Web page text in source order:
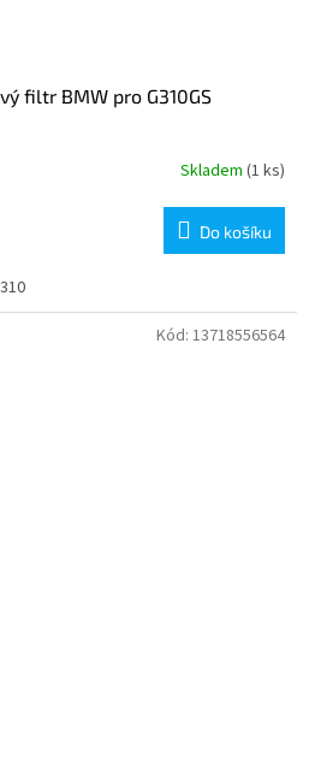
filtr BMW pro G310GS
Skladem (1 ks)
Do košíku
Kód: 13718556564